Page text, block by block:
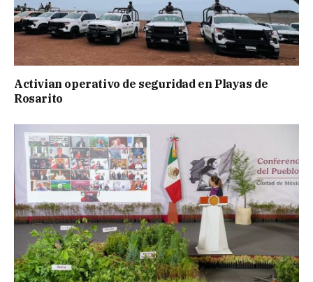
Activian operativo de seguridad en Playas de
Rosarito